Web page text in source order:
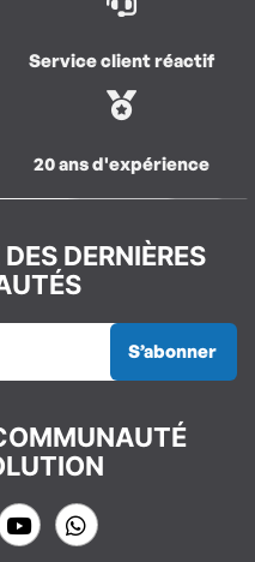
Service client réactif
20 ans d'expérience
DERNIÈRES
S’abonner